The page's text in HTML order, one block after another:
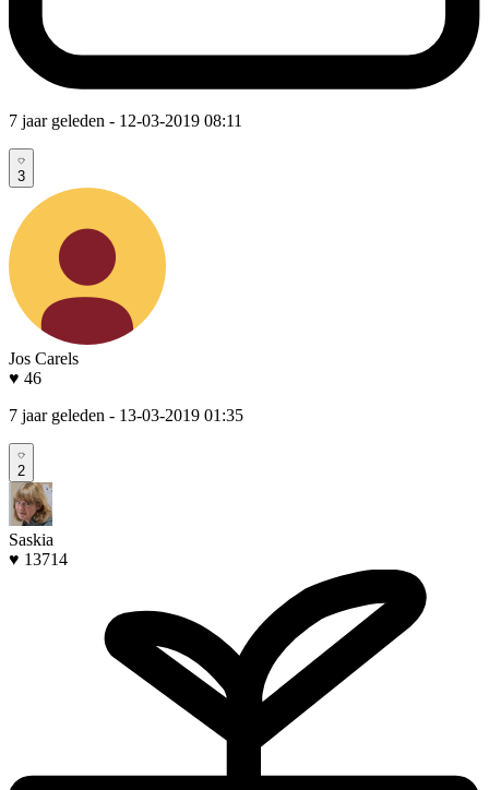
7 jaar geleden - 12-03-2019 08:11
3
Jos Carels
♥ 46
7 jaar geleden - 13-03-2019 01:35
2
Saskia
♥ 13714